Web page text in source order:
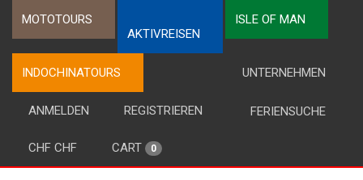
MOTOTOURS
AKTIVREISEN
ISLE OF MAN
INDOCHINATOURS UNTERNEHMEN
FERIENSUCHE
ANMELDEN REGISTRIEREN
CHF CHF CART 0